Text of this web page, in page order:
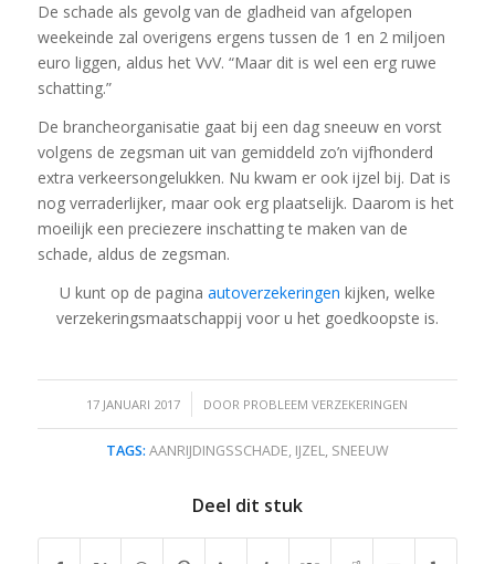
De schade als gevolg van de gladheid van afgelopen
weekeinde zal overigens ergens tussen de 1 en 2 miljoen
euro liggen, aldus het VvV. “Maar dit is wel een erg ruwe
schatting.”
De brancheorganisatie gaat bij een dag sneeuw en vorst
volgens de zegsman uit van gemiddeld zo’n vijfhonderd
extra verkeersongelukken. Nu kwam er ook ijzel bij. Dat is
nog verraderlijker, maar ook erg plaatselijk. Daarom is het
moeilijk een preciezere inschatting te maken van de
schade, aldus de zegsman.
U kunt op de pagina autoverzekeringen kijken, welke
verzekeringsmaatschappij voor u het goedkoopste is.
17 JANUARI 2017
/ DOOR PROBLEEM VERZEKERINGEN
TAGS: AANRIJDINGSSCHADE, IJZEL, SNEEUW
Deel dit stuk